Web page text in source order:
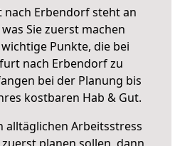
Erbendorf steht an
Sie zuerst machen
Punkte, die bei
nach Erbendorf zu
bei der Planung bis
kostbaren Hab & Gut.
alltäglichen Arbeitsstress